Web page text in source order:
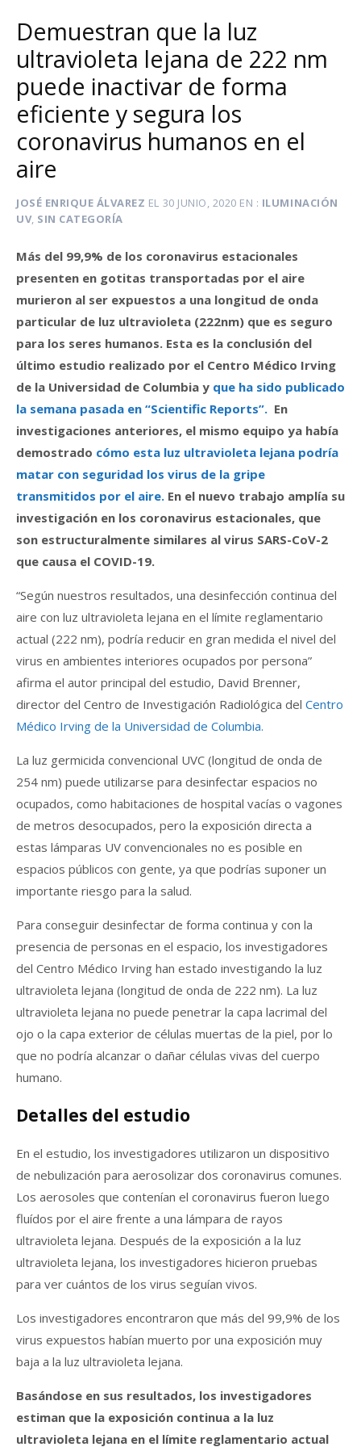
Demuestran que la luz
ultravioleta lejana de 222 nm
puede inactivar de forma
eficiente y segura los
coronavirus humanos en el
aire
JOSÉ ENRIQUE ÁLVAREZ EL 30 JUNIO, 2020 EN
ILUMINACIÓN
UV, SIN CATEGORÍA
Más del 99,9% de los coronavirus estacionales
presenten en gotitas transportadas por el aire
murieron al ser expuestos a una longitud de onda
particular de luz ultravioleta (222nm) que es seguro
para los seres humanos. Esta es la conclusión del
último estudio realizado por el Centro Médico Irving
de la Universidad de Columbia y que ha sido publicado
la semana pasada en “Scientific Reports”. En
investigaciones anteriores, el mismo equipo ya había
demostrado cómo esta luz ultravioleta lejana podría
matar con seguridad los virus de la gripe
transmitidos por el aire. En el nuevo trabajo amplía su
investigación en los coronavirus estacionales, que
son estructuralmente similares al virus SARS-CoV-2
que causa el COVID-19.
“Según nuestros resultados, una desinfección continua del
aire con luz ultravioleta lejana en el límite reglamentario
actual (222 nm), podría reducir en gran medida el nivel del
virus en ambientes interiores ocupados por persona”
afirma el autor principal del estudio, David Brenner,
director del Centro de Investigación Radiológica del Centro
Médico Irving de la Universidad de Columbia.
La luz germicida convencional UVC (longitud de onda de
254 nm) puede utilizarse para desinfectar espacios no
ocupados, como habitaciones de hospital vacías o vagones
de metros desocupados, pero la exposición directa a
estas lámparas UV convencionales no es posible en
espacios públicos con gente, ya que podrías suponer un
importante riesgo para la salud.
Para conseguir desinfectar de forma continua y con la
presencia de personas en el espacio, los investigadores
del Centro Médico Irving han estado investigando la luz
ultravioleta lejana (longitud de onda de 222 nm). La luz
ultravioleta lejana no puede penetrar la capa lacrimal del
ojo o la capa exterior de células muertas de la piel, por lo
que no podría alcanzar o dañar células vivas del cuerpo
humano.
Detalles del estudio
En el estudio, los investigadores utilizaron un dispositivo
de nebulización para aerosolizar dos coronavirus comunes.
Los aerosoles que contenían el coronavirus fueron luego
fluídos por el aire frente a una lámpara de rayos
ultravioleta lejana. Después de la exposición a la luz
ultravioleta lejana, los investigadores hicieron pruebas
para ver cuántos de los virus seguían vivos.
Los investigadores encontraron que más del 99,9% de los
virus expuestos habían muerto por una exposición muy
baja a la luz ultravioleta lejana.
Basándose en sus resultados, los investigadores
estiman que la exposición continua a la luz
ultravioleta lejana en el límite reglamentario actual